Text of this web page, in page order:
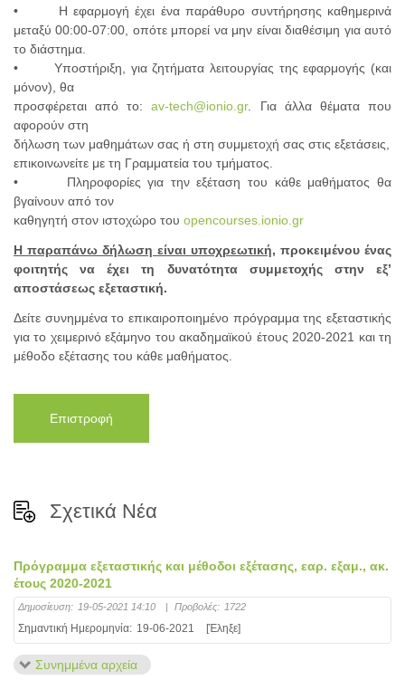
• Η εφαρμογή έχει ένα παράθυρο συντήρησης καθημερινά
μεταξύ 00:00-07:00, οπότε μπορεί να μην είναι διαθέσιμη για αυτό
το διάστημα.
• Υποστήριξη, για ζητήματα λειτουργίας της εφαρμογής (και
μόνον), θα
προσφέρεται από το:av-tech@ionio.gr. Για άλλα θέματα που
αφορούν στη
δήλωση των μαθημάτων σας ή στη συμμετοχή σας στις εξετάσεις,
επικοινωνείτε με τη Γραμματεία του τμήματος.
• Πληροφορίες για την εξέταση του κάθε μαθήματος θα
βγαίνουν από τον
καθηγητή στον ιστοχώρο του opencourses.ionio.gr
Η παραπάνω δήλωση είναι υποχρεωτική, προκειμένου ένας
φοιτητής να έχει τη δυνατότητα συμμετοχής στην εξ’
αποστάσεως εξεταστική.
Δείτε συνημμένα το επικαιροποιημένο πρόγραμμα της εξεταστικής
για το χειμερινό εξάμηνο του ακαδημαϊκού έτους 2020-2021 και τη
μέθοδο εξέτασης του κάθε μαθήματος.
Επιστροφή
Σχετικά Νέα
Πρόγραμμα εξεταστικής και μέθοδοι εξέτασης, εαρ. εξαμ., ακ.
έτους 2020-2021
Δημοσίευση: 19-05-2021 14:10 | Προβολές: 1722
Σημαντική Ημερομηνία: 19-06-2021 [Έληξε]
Συνημμένα αρχεία